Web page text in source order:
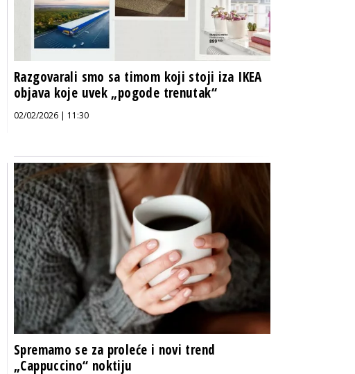
Razgovarali smo sa timom koji stoji iza IKEA
objava koje uvek „pogode trenutak“
02/02/2026 | 11:30
Spremamo se za proleće i novi trend
„Cappuccino“ noktiju